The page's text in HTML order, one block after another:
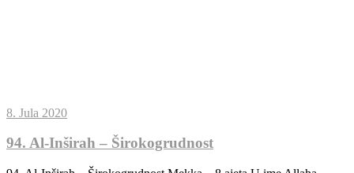
8. Jula 2020
94. Al-Inširah – Širokogrudnost